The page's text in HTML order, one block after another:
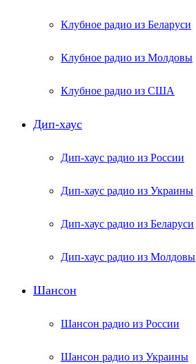
Клубное радио из Беларуси
Клубное радио из Молдовы
Клубное радио из США
Дип-хаус
Дип-хаус радио из России
Дип-хаус радио из Украины
Дип-хаус радио из Беларуси
Дип-хаус радио из Молдовы
Шансон
Шансон радио из России
Шансон радио из Украины